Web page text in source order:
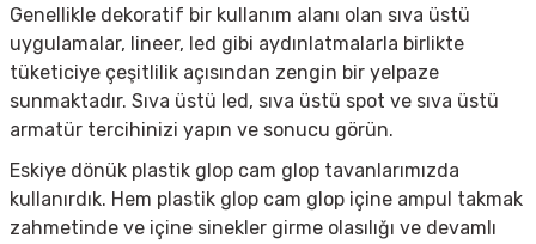
Genellikle dekoratif bir kullanım alanı olan sıva üstü
uygulamalar, lineer, led gibi aydınlatmalarla birlikte
tüketiciye çeşitlilik açısından zengin bir yelpaze
sunmaktadır. Sıva üstü led, sıva üstü spot ve sıva üstü
armatür tercihinizi yapın ve sonucu görün.
Eskiye dönük plastik glop cam glop tavanlarımızda
kullanırdık. Hem plastik glop cam glop içine ampul takmak
zahmetinde ve içine sinekler girme olasılığı ve devamlı